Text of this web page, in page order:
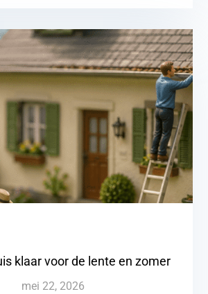
klaar voor de lente en zomer
mei 22, 2026